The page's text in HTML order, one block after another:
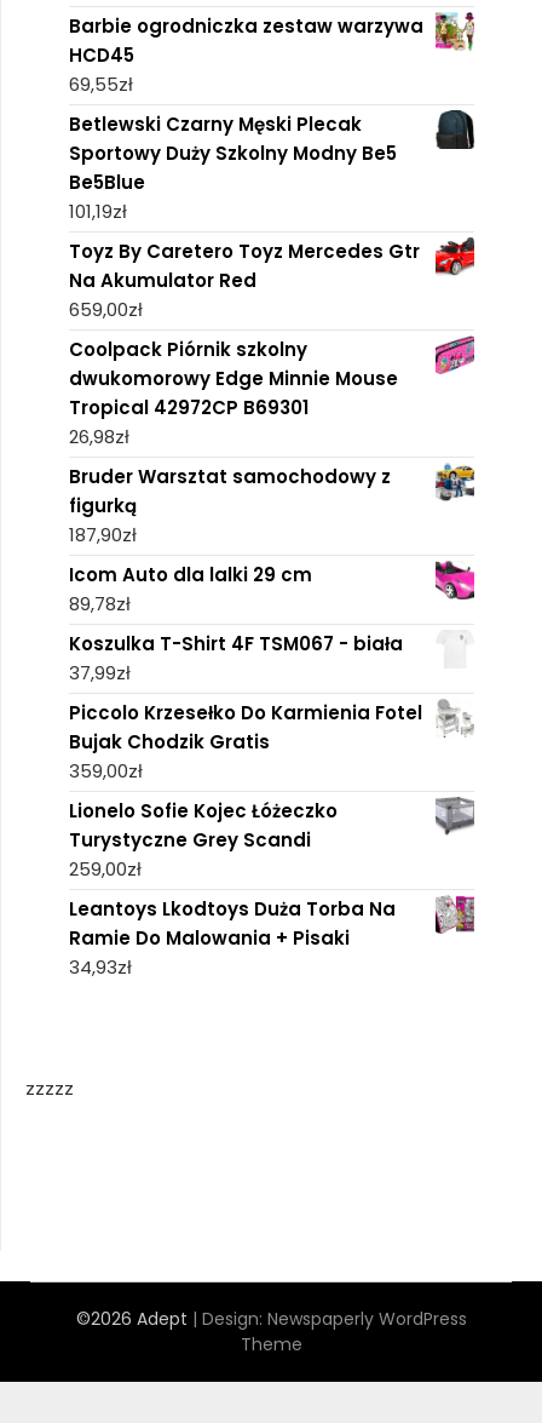
Barbie ogrodniczka zestaw warzywa
HCD45
69,55zł
Betlewski Czarny Męski Plecak
Sportowy Duży Szkolny Modny Be5
Be5Blue
101,19zł
Toyz By Caretero Toyz Mercedes Gtr
Na Akumulator Red
659,00zł
Coolpack Piórnik szkolny
dwukomorowy Edge Minnie Mouse
Tropical 42972CP B69301
26,98zł
Bruder Warsztat samochodowy z
figurką
187,90zł
Icom Auto dla lalki 29 cm
89,78zł
Koszulka T-Shirt 4F TSM067 - biała
37,99zł
Piccolo Krzesełko Do Karmienia Fotel
Bujak Chodzik Gratis
359,00zł
Lionelo Sofie Kojec Łóżeczko
Turystyczne Grey Scandi
259,00zł
Leantoys Lkodtoys Duża Torba Na
Ramie Do Malowania + Pisaki
34,93zł
zzzzz
©2026 Adept | Design: Newspaperly WordPress
Theme